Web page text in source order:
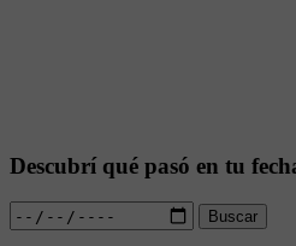
Descubrí qué pasó en tu
Buscar